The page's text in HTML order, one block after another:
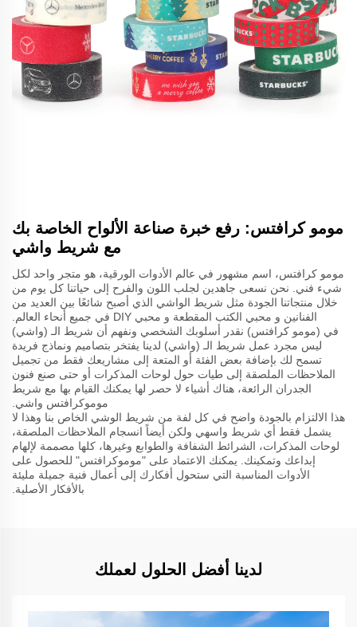
مومو كرافتس: رفع خبرة صناعة الألواح الخاصة بك
مع شريط واشي
مومو كرافتس، اسم مشهور في عالم الأدوات الورقية، هو متجر واحد لكل
شيء فني. نحن نسعى جاهدين لجلب اللون والفرح إلى حياتنا كل يوم من
خلال منتجاتنا الجودة مثل شريط الواشي الذي أصبح شائعًا بين العديد من
الفنانين و محبي الكتب المقطعة و محبي DIY في جميع أنحاء العالم.
في (مومو كرافتس) نقدر أسلوبك الشخصي ونفهم أن شريط الـ (واشي)
ليس مجرد عمل شريط الـ (واشي) لدينا يفتخر بتصاميم ونماذج فريدة
تسمح لك بإضافة بعض الفئة أو المتعة إلى مشاريعك فقط من تجميل
الملاحظات الملصقة إلى طيات حول لوحات المذكرات أو حتى صنع فنون
الجدران الرائعة، هناك أشياء لا حصر لها يمكنك القيام بها مع شريط
موموكرافتس واشي.
هذا الالتزام بالجودة واضح في كل لفة من شريط الوشي الخاص بنا وهذا لا
يشمل فقط أي شريط واسهي ولكن أيضاً انسجام الملاحظات الملصقة،
لوحات المذكرات، الشرائط الشفافة والطوابع وغيرها، كلها مصممة لإلهام
إبداعك وتمكينك. يمكنك الاعتماد على "موموكرافتس" للحصول على
الأدوات المناسبة التي ستحول أفكارك إلى أعمال فنية جميلة مليئة
بالأفكار الأصلية.
لدينا أفضل الحلول لعملك